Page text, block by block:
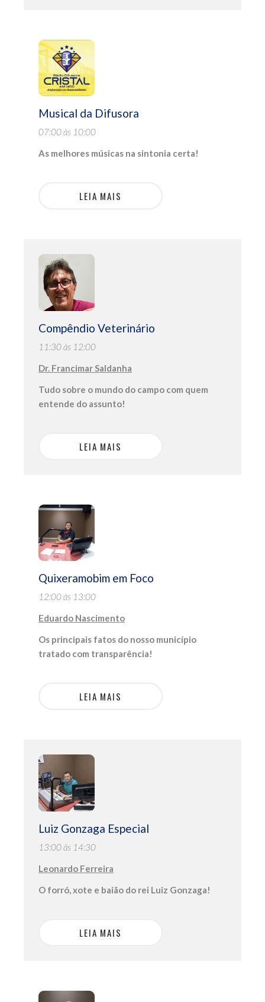
Musical da Difusora
07:00 às 10:00
As melhores músicas na sintonia certa!
LEIA MAIS
Compêndio Veterinário
11:30 às 12:00
Dr. Francimar Saldanha
Tudo sobre o mundo do campo com quem
entende do assunto!
LEIA MAIS
Quixeramobim em Foco
12:00 às 13:00
Eduardo Nascimento
Os principais fatos do nosso município
tratado com transparência!
LEIA MAIS
Luiz Gonzaga Especial
13:00 às 14:30
Leonardo Ferreira
O forró, xote e baião do rei Luiz Gonzaga!
LEIA MAIS